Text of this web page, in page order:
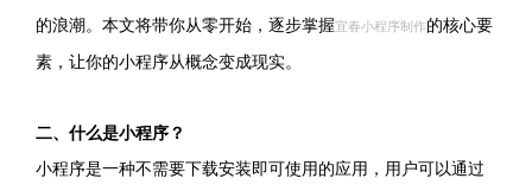
的浪潮。本文将带你从零开始，逐步掌握宜春小程序制作的核心要
素，让你的小程序从概念变成现实。
二、什么是小程序？
小程序是一种不需要下载安装即可使用的应用，用户可以通过